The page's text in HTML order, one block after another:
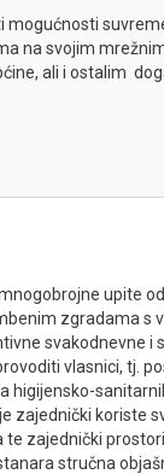
mogućnosti
na svojim
ali i ostalim
upite
zgradama s
svakodnevne i
vlasnici, tj.
higijensko-
zajednički koriste
te zajednički
stručna